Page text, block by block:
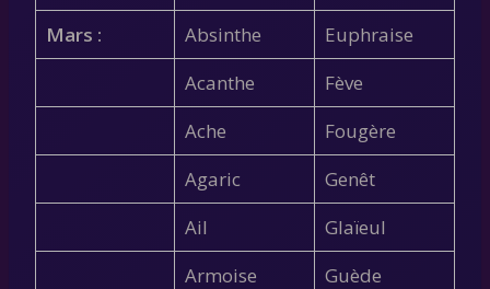
Mars :
Absinthe
Euphraise
Acanthe
Fève
Ache
Fougère
Agaric
Genêt
Ail
Glaïeul
Armoise
Guède